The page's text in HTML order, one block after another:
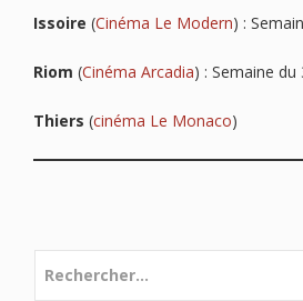
Issoire (Cinéma Le Modern) :
Riom (Cinéma Arcadia) : Semaine du
Thiers (cinéma Le Monaco)